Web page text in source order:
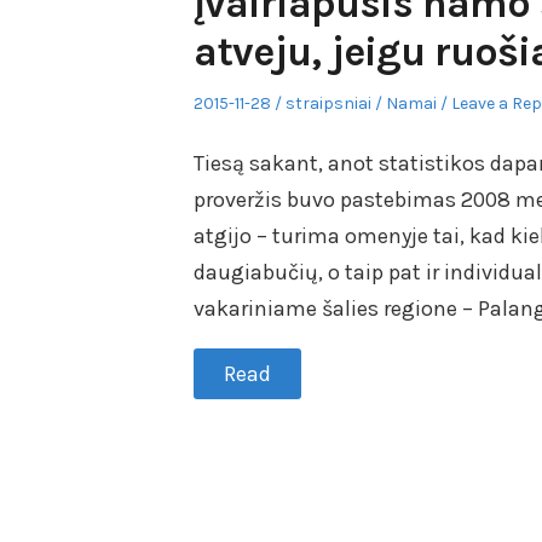
atveju, jeigu
Posted
2015-11-28 Author
straipsniai
Posted
Namai Leave a
Tiesą sakant, anot statistikos
proveržis buvo pastebimas 2008
atgijo – turima omenyje tai, kad
daugiabučių, o taip pat ir
vakariniame šalies regione –
Read